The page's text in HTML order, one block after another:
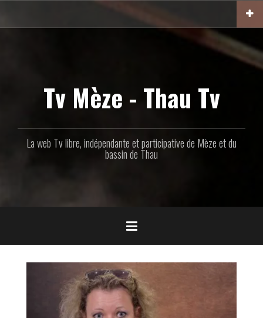
contenu
Tv Mèze - Thau Tv
La web Tv libre, indépendante et participative de Mèze et du
bassin de Thau